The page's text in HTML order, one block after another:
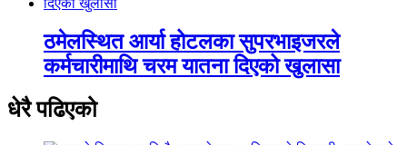
ठमेलस्थित आर्या होटलका सुपरभाइजरले
कर्मचारीमाथि चरम यातना दिएको खुलासा
धेरै पढिएको